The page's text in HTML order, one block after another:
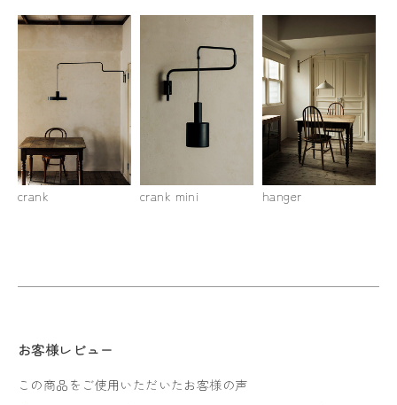
crank crank mini hanger
お客様レビュー
この商品をご使用いただいたお客様の声